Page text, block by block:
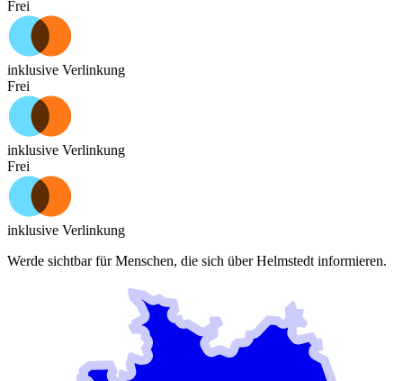
Frei
inklusive Verlinkung
Frei
inklusive Verlinkung
Frei
inklusive Verlinkung
Werde sichtbar für Menschen, die sich überHelmstedtinformieren.